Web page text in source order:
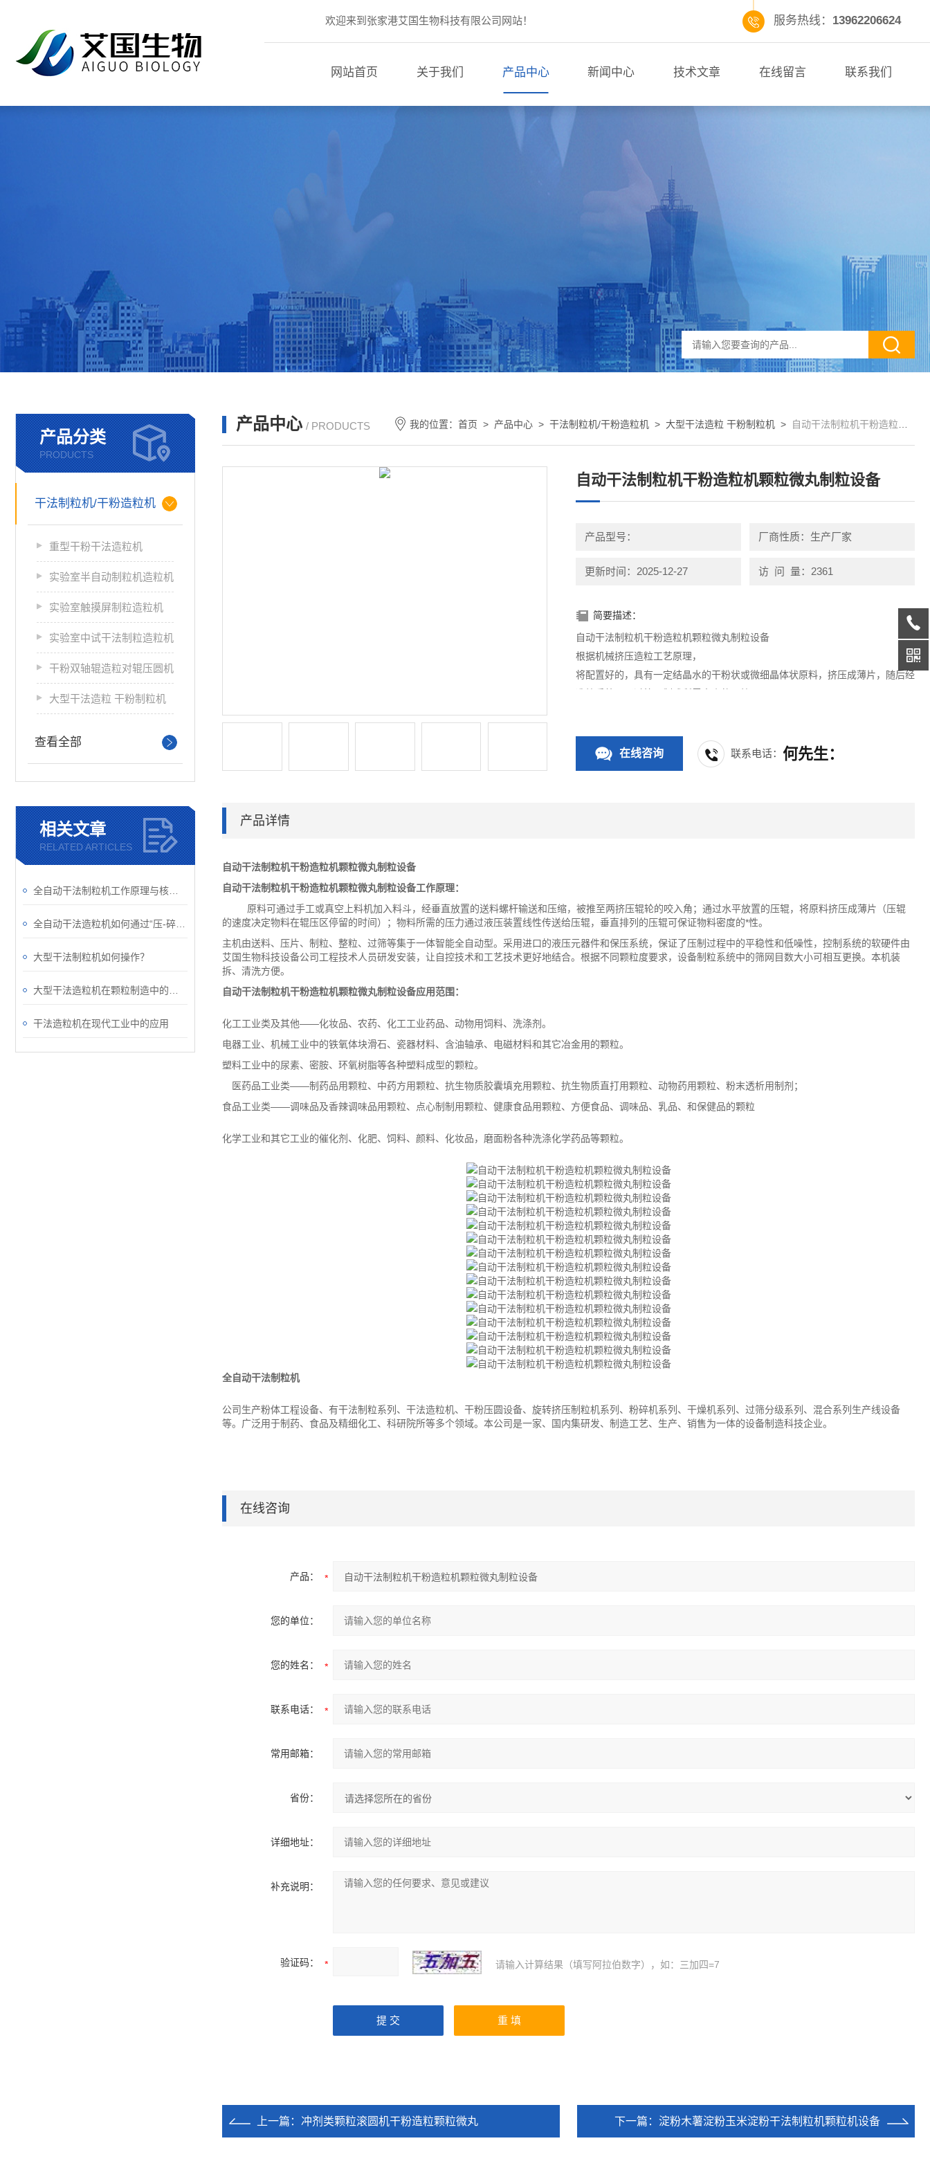
欢迎来到张家港艾国生物科技有限公司网站！ 服务热线： 13962206624
网站首页 关于我们 产品中心 新闻中心 技术文章 在线留言 联系我们
产品分类
PRODUCTS
干法制粒机/干粉造粒机
重型干粉干法造粒机
实验室半自动制粒机造粒机
实验室触摸屏制粒造粒机
实验室中试干法制粒造粒机
干粉双轴辊造粒对辊压圆机
大型干法造粒 干粉制粒机
查看全部
相关文章
RELATED ARTICLES
大型干法制粒机如何操作？
干法造粒机在现代工业中的应用
产品中心 / PRODUCTS 我的位置：首页 > 产品中心 >干法制粒机/干粉造粒机 >大型干法造粒 干粉制粒机 > 自动干法制粒机干粉造粒机颗粒微丸制粒设备
自动干法制粒机干粉造粒机颗粒微丸制粒设备
产品型号： 厂商性质：生产厂家
更新时间：2025-12-27 访 问 量：2361
简要描述：
自动干法制粒机干粉造粒机颗粒微丸制粒设备
根据机械挤压造粒工艺原理，
将配置好的，具有一定结晶水的干粉状或微细晶体状原料，挤压成薄片，随后经
造粒系统，通过筛网制成所需大小的颗粒。
在线咨询 联系电话： 何先生：
产品详情
自动干法制粒机干粉造粒机颗粒微丸制粒设备
自动干法制粒机干粉造粒机颗粒微丸制粒设备工作原理：
原料可通过手工或真空上料机加入料斗，经垂直放置的送料螺杆输送和压缩，被推至两挤压辊轮的咬入角；通过水平放置的压辊，将原料挤压成薄片（压辊
的速度决定物料在辊压区停留的时间）；物料所需的压力通过液压装置线性传送给压辊，垂直排列的压辊可保证物料密度的*性。
主机由送料、压片、制粒、整粒、过筛等集于一体智能全自动型。采用进口的液压元器件和保压系统，保证了压制过程中的平稳性和低噪性，控制系统的软硬件由
艾国生物科技设备公司工程技术人员研发安装，让自控技术和工艺技术更好地结合。根据不同颗粒度要求，设备制粒系统中的筛网目数大小可相互更换。本机装
拆、清洗方便。
自动干法制粒机干粉造粒机颗粒微丸制粒设备应用范围：
化工工业类及其他——化妆品、农药、化工工业药品、动物用饲料、洗涤剂。
电器工业、机械工业中的铁氧体块滑石、瓷器材料、含油轴承、电磁材料和其它冶金用的颗粒。
塑料工业中的尿素、密胺、环氧树脂等各种塑料成型的颗粒。
医药品工业类——制药品用颗粒、中药方用颗粒、抗生物质胶囊填充用颗粒、抗生物质直打用颗粒、动物药用颗粒、粉末透析用制剂；
食品工业类——调味品及香辣调味品用颗粒、点心制制用颗粒、健康食品用颗粒、方便食品、调味品、乳品、和保健品的颗粒
化学工业和其它工业的催化剂、化肥、饲料、颜料、化妆品，磨面粉各种洗涤化学药品等颗粒。
全自动干法制粒机
公司生产粉体工程设备、有干法制粒系列、干法造粒机、干粉压圆设备、旋转挤压制粒机系列、粉碎机系列、干燥机系列、过筛分级系列、混合系列生产线设备
等。广泛用于制药、食品及精细化工、科研院所等多个领域。本公司是一家、国内集研发、制造工艺、生产、销售为一体的设备制造科技企业。
在线咨询
产品：
您的单位：
您的姓名：
联系电话：
常用邮箱：
省份：
详细地址：
补充说明：
验证码： 请输入计算结果（填写阿拉伯数字），如：三加四=7
上一篇： 冲剂类颗粒滚圆机干粉造粒颗粒微丸 下一篇： 淀粉木薯淀粉玉米淀粉干法制粒机颗粒机设备